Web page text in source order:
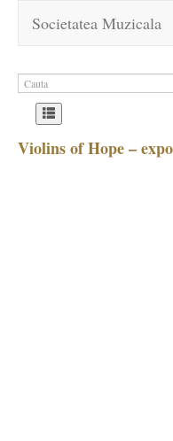
Societatea Muzicala
Violins of Hope –